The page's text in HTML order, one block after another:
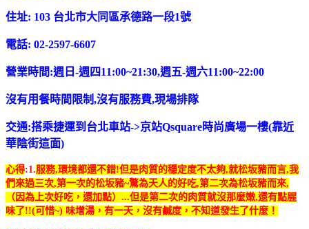
住址: 103 台北市大同區承德路一段1號
電話: 02-2597-6607
營業時間:週日-週四11:00~21:30,週五-週六11:00~22:00
沒有用餐時間限制,沒有服務費,現場排隊
交通:搭乘捷運到台北車站->京站Qsquare時尚廣場一樓(靠近
華陰街這面)
心得:1.服務,環境都還不錯!但是肉質的穩定度不太夠,就松坂豬而言,我
們來過三次,第一次的松坂豬~驚為天人的好吃,第二次為松坂豬而來,
（因為上次好吃，還加點）...但是第二次的肉質就沒那麼嫩,還有點腥
味了!!(可惜~) 味增湯，有一天，沒有鹹度，不知道發生了什麼！